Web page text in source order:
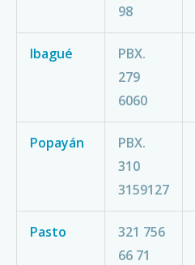
98
Ibagué
PBX.
279
6060
Popayán
PBX.
310
3159127
Pasto
321 756
66 71